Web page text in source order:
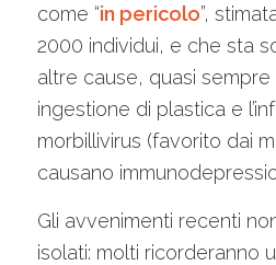
come “in pericolo”,
2000 individui, e che sta
altre cause, quasi sempre
ingestione di plastica e
morbillivirus (favorito dai
causano
Gli avvenimenti recenti
isolati: molti ricorderanno